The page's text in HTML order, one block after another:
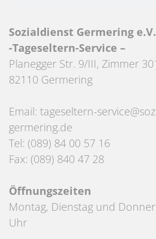
Sozialdienst Germering e.V.
-Tageseltern-Service –
Planegger Str. 9/III, Zimmer
82110 Germering
Email: tageseltern-
germering.de
Tel: (089) 84 00 57 16
Fax: (089) 840 47 28
Öffnungszeiten
Montag, Dienstag und
Uhr